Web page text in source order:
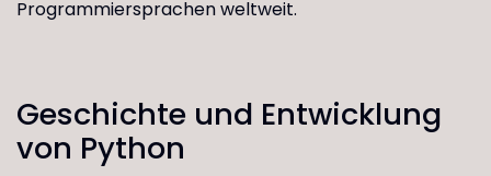
Programmiersprachen weltweit.
Geschichte und Entwicklung
von Python